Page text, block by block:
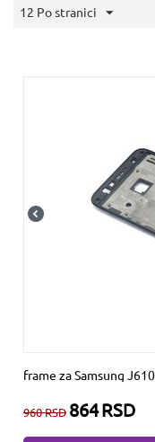
12 Po stranici
frame za Samsung
960RSD 864RSD